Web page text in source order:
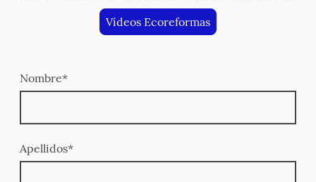
Vídeos Ecoreformas
Nombre*
Apellidos*